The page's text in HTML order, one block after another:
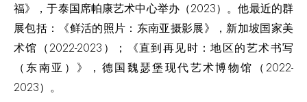
福》，于泰国席帕康艺术中心举办（2023）。他最近的群
展包括：《鲜活的照片：东南亚摄影展》，新加坡国家美
术馆（2022-2023）；《直到再见时：地区的艺术书写
（东南亚）》，德国魏瑟堡现代艺术博物馆（2022-
2023）。